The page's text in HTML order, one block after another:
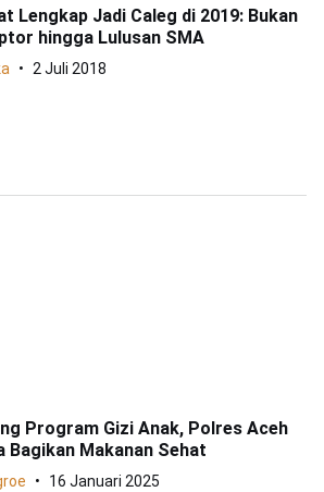
Lengkap Jadi Caleg di 2019: Bukan
hingga Lulusan SMA
2 Juli 2018
Program Gizi Anak, Polres Aceh
Bagikan Makanan Sehat
16 Januari 2025